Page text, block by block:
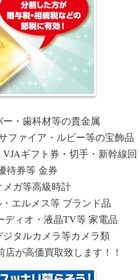
・歯科材等の貴金属
ファイア・ルビー等の宝飾品
ギフト券・切手・新幹線回
待券等 金券
メガ等高級時計
エルメス等 ブランド品
ディオ・液晶TV等 家電品
タルカメラ等カメラ類
が高価買取致します！！